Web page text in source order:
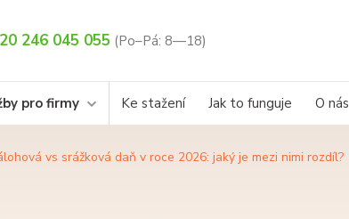
246 045 055 (Po–Pá: 8—18)
pro firmy Ke stažení Jak to funguje O nás
vs srážková daň v roce 2026: jaký je mezi nimi rozdíl?